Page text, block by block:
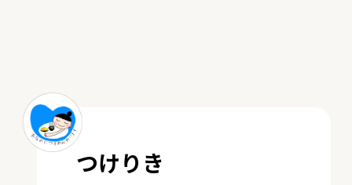
つけりき